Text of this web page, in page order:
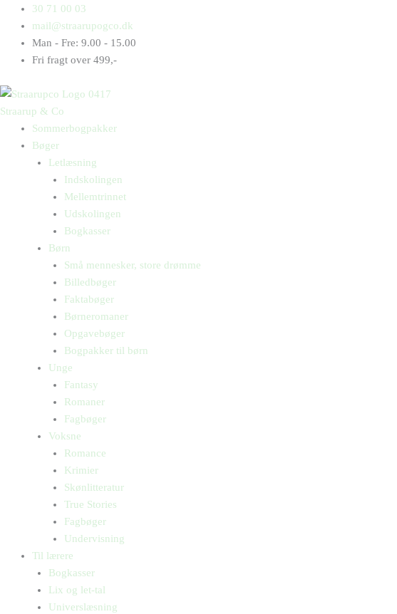
indholdet
30 71 00 03
mail@straarupogco.dk
Man - Fre: 9.00 - 15.00
Fri fragt over 499,-
Straarup & Co
Sommerbogpakker
Bøger
Letlæsning
Indskolingen
Mellemtrinnet
Udskolingen
Bogkasser
Børn
Små mennesker, store drømme
Billedbøger
Faktabøger
Børneromaner
Opgavebøger
Bogpakker til børn
Unge
Fantasy
Romaner
Fagbøger
Voksne
Romance
Krimier
Skønlitteratur
True Stories
Fagbøger
Undervisning
Til lærere
Bogkasser
Lix og let-tal
Universlæsning
Products
search
Products
search
Håndbold